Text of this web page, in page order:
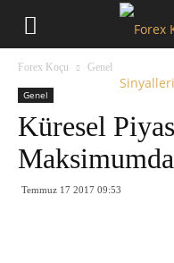
Forex Koçu Genel
Genel
Küresel
Maksimumda
Temmuz 17 2017 09:53